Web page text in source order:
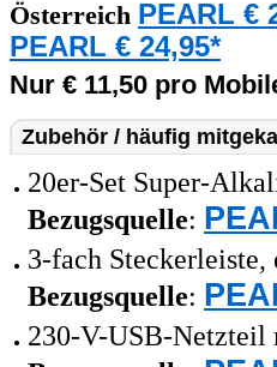
Österreich PEARL €
PEARL € 24,95*
Nur € 11,50 pro
Zubehör / häufig
20er-Set Super-
Bezugsquelle:
3-fach Steckerleiste,
Bezugsquelle:
230-V-USB-Netzteil